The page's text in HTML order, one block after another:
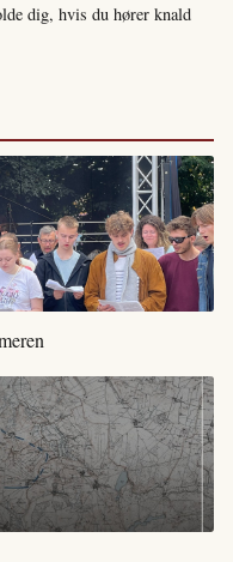
dig, hvis du hører knald